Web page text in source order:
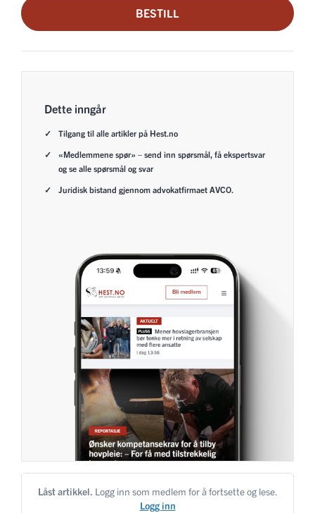
BESTILL
Dette inngår
Tilgang til alle artikler på Hest.no
«Medlemmene spør» – send inn spørsmål, få ekspertsvar
og se alle spørsmål og svar
Juridisk bistand gjennom advokatfirmaet AVCO.
Låst artikkel. Logg inn som medlem for å fortsette og lese.
Logg inn